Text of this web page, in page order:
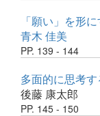
「願い」を形
青木 佳美
PP. 139 - 144
多面的に思考
後藤 康太郎
PP. 145 - 150